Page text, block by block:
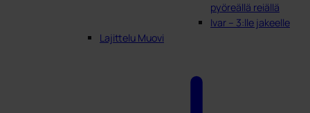
pyöreällä reiällä
Ivar – 3:lle jakeelle
Lajittelu Muovi